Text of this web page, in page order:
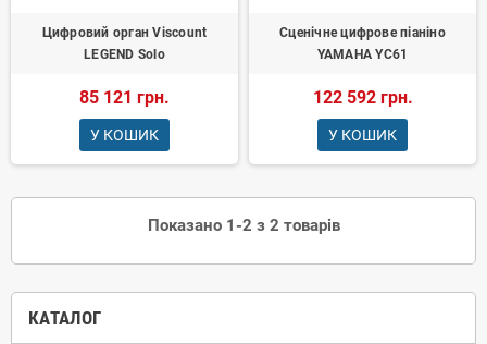
КАТАЛОГ
Цифровий орган Viscount
LEGEND Solo
85 121 грн.
У КОШИК
Сценічне цифрове піаніно
YAMAHA YC61
122 592 грн.
У КОШИК
Показано 1-2 з 2 товарів